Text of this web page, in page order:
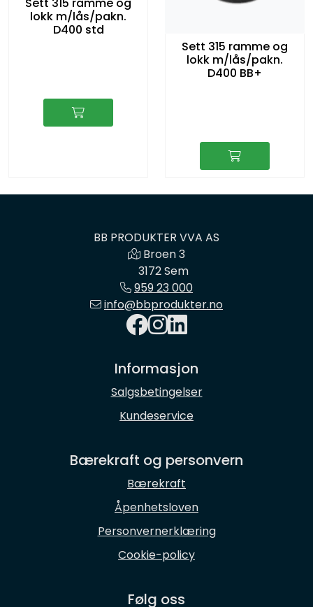
lokk m/lås/pakn.
D400 std
Sett 315 ramme og
lokk m/lås/pakn.
D400 BB+
BB PRODUKTER VVA AS
Broen 3
3172 Sem
959 23 000
info@bbprodukter.no
Informasjon
Salgsbetingelser
Kundeservice
Bærekraft og personvern
Bærekraft
Åpenhetsloven
Personvernerklæring
Cookie-policy
Følg oss